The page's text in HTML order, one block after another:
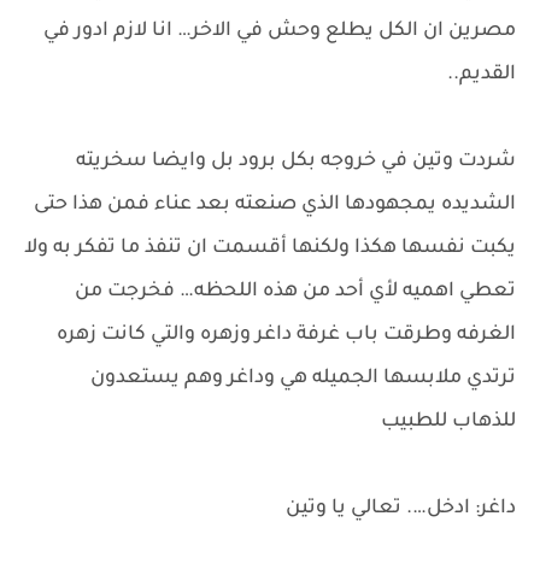
مصرين ان الكل يطلع وحش في الاخر… انا لازم ادور في
القديم..
شردت وتين في خروجه بكل برود بل وايضا سخريته
الشديده يمجهودها الذي صنعته بعد عناء فمن هذا حتى
يكبت نفسها هكذا ولكنها أقسمت ان تنفذ ما تفكر به ولا
تعطي اهميه لأي أحد من هذه اللحظه… فخرجت من
الغرفه وطرقت باب غرفة داغر وزهره والتي كانت زهره
ترتدي ملابسها الجميله هي وداغر وهم يستعدون
للذهاب للطبيب
داغر: ادخل…. تعالي يا وتين